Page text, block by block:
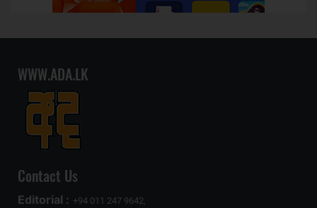
WWW.ADA.LK
Contact Us
Editorial : +94 011 247 9642,